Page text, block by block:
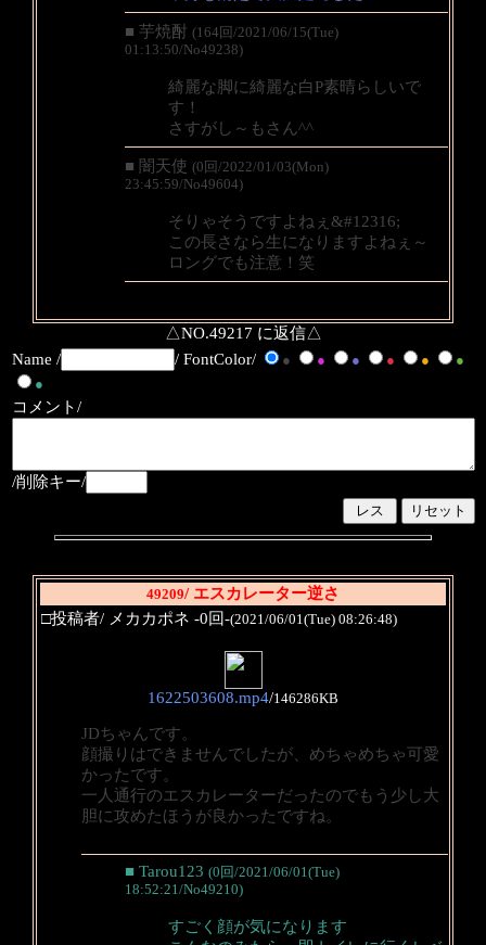
■ 芋焼酎 (164回/2021/06/15(Tue)
01:13:50/No49238)
綺麗な脚に綺麗な白P素晴らしいで
す！
さすがし～もさん^^
■ 闇天使 (0回/2022/01/03(Mon)
23:45:59/No49604)
そりゃそうですよねぇ&#12316;
この長さなら生になりますよねぇ～
ロングでも注意！笑
△NO.49217 に返信△
Name /
/ FontColor/ ● ● ● ● ●
●
●
コメント/
/削除キー/
49209/ エスカレーター逆さ
□投稿者/ メカカポネ -0回-(2021/06/01(Tue) 08:26:48)
1622503608.mp4/146286KB
JDちゃんです。
顔撮りはできませんでしたが、めちゃめちゃ可愛
かったです。
一人通行のエスカレーターだったのでもう少し大
胆に攻めたほうが良かったですね。
■ Tarou123 (0回/2021/06/01(Tue)
18:52:21/No49210)
すごく顔が気になります